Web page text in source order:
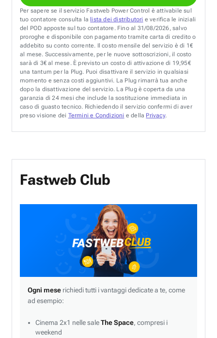
Per sapere se il servizio Fastweb Power Control è attivabile sul
tuo contatore consulta la lista dei distributori e verifica le iniziali
del POD apposte sul tuo contatore. Fino al 31/08/2026, salvo
proroghe e disponibile con pagamento tramite carta di credito o
addebito su conto corrente. Il costo mensile del servizio è di 1€
al mese. Successivamente, per le nuove sottoscrizioni, il costo
sarà di 3€ al mese. È previsto un costo di attivazione di 19,95€
una tantum per la Plug. Puoi disattivare il servizio in qualsiasi
momento e senza costi aggiuntivi. La Plug rimarrà tua anche
dopo la disattivazione del servizio. La Plug è coperta da una
garanzia di 24 mesi che include la sostituzione immediata in
caso di guasto tecnico. Richiedendo il servizio confermi di aver
preso visione dei Termini e Condizioni e della Privacy.
Fastweb Club
Ogni mese richiedi tutti i vantaggi dedicate a te, come
ad esempio:
Cinema 2x1 nelle saleThe Space, compresi i
weekend